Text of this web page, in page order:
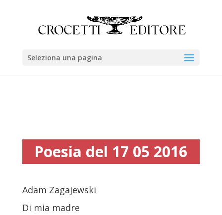
Seleziona una pagina
Poesia del 17 05 2016
Adam Zagajewski
Di mia madre